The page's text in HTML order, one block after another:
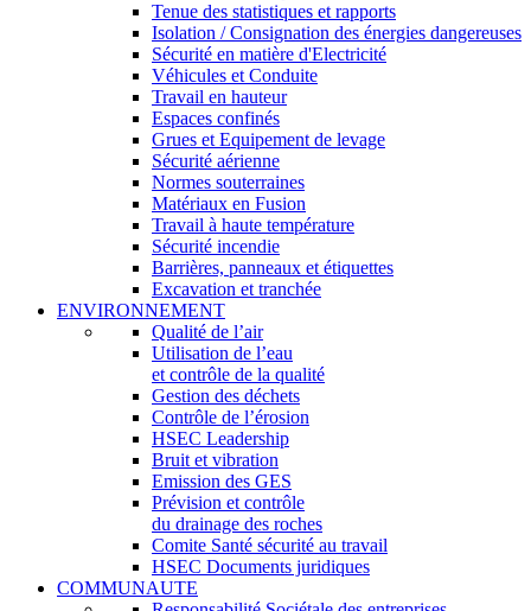
Tenue des statistiques et rapports
Isolation / Consignation des énergies dangereuses
Sécurité en matière d'Electricité
Véhicules et Conduite
Travail en hauteur
Espaces confinés
Grues et Equipement de levage
Sécurité aérienne
Normes souterraines
Matériaux en Fusion
Travail à haute température
Sécurité incendie
Barrières, panneaux et étiquettes
Excavation et tranchée
ENVIRONNEMENT
Qualité de l’air
Utilisation de l’eau
et contrôle de la qualité
Gestion des déchets
Contrôle de l’érosion
HSEC Leadership
Bruit et vibration
Emission des GES
Prévision et contrôle
du drainage des roches
Comite Santé sécurité au travail
HSEC Documents juridiques
COMMUNAUTE